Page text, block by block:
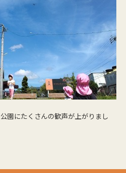
にたくさんの歓声が上がりまし